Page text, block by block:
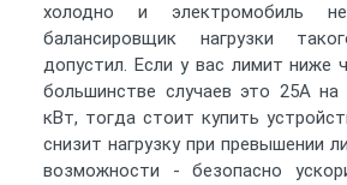
холодно и электромобиль
балансировщик нагрузки
допустил. Если у вас лимит ниже
большинстве случаев это 25A
кВт, тогда стоит купить
снизит нагрузку при превышении
возможности - безопасно